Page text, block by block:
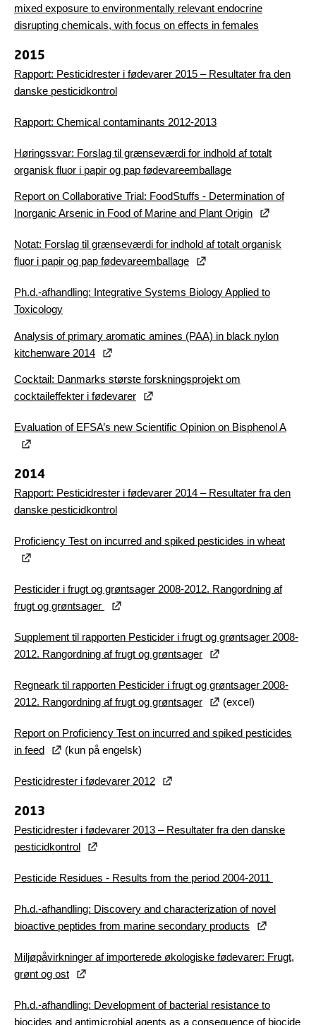
mixed exposure to environmentally relevant endocrine
disrupting chemicals, with focus on effects in females
2015
Rapport: Pesticidrester i fødevarer 2015 – Resultater fra den
danske pesticidkontrol
Rapport: Chemical contaminants 2012-2013
Høringssvar: Forslag til grænseværdi for indhold af totalt
organisk fluor i papir og pap fødevareemballage
Report on Collaborative Trial: FoodStuffs - Determination of
Inorganic Arsenic in Food of Marine and Plant Origin
Notat: Forslag til grænseværdi for indhold af totalt organisk
fluor i papir og pap fødevareemballage
Ph.d.-afhandling: Integrative Systems Biology Applied to
Toxicology
Analysis of primary aromatic amines (PAA) in black nylon
kitchenware 2014
Cocktail: Danmarks største forskningsprojekt om
cocktaileffekter i fødevarer
Evaluation of EFSA’s new Scientific Opinion on Bisphenol A
2014
Rapport: Pesticidrester i fødevarer 2014 – Resultater fra den
danske pesticidkontrol
Proficiency Test on incurred and spiked pesticides in wheat
Pesticider i frugt og grøntsager 2008-2012. Rangordning af
frugt og grøntsager
Supplement til rapporten Pesticider i frugt og grøntsager 2008-
2012. Rangordning af frugt og grøntsager
Regneark til rapporten Pesticider i frugt og grøntsager 2008-
2012. Rangordning af frugt og grøntsager
(excel)
Report on Proficiency Test on incurred and spiked pesticides
in feed
(kun på engelsk)
Pesticidrester i fødevarer 2012
2013
Pesticidrester i fødevarer 2013 – Resultater fra den danske
pesticidkontrol
Pesticide Residues - Results from the period 2004-2011
Ph.d.-afhandling: Discovery and characterization of novel
bioactive peptides from marine secondary products
Miljøpåvirkninger af importerede økologiske fødevarer: Frugt,
grønt og ost
Ph.d.-afhandling: Development of bacterial resistance to
biocides and antimicrobial agents as a consequence of biocide